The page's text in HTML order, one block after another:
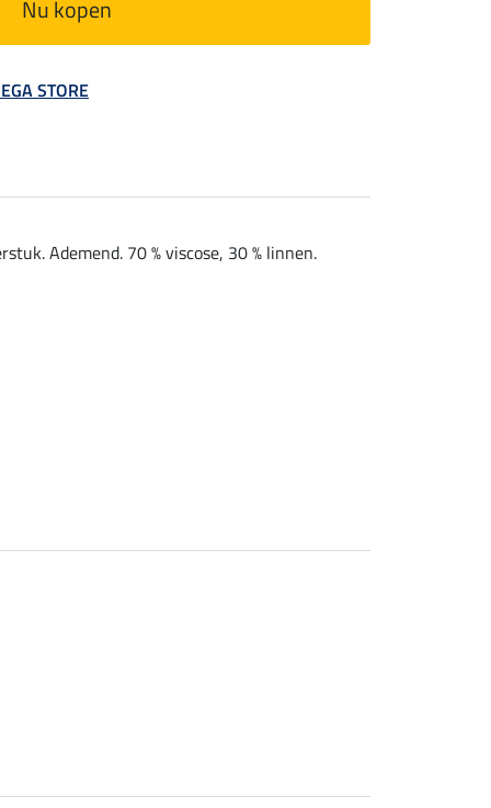
Nu kopen
STORE
Ademend. 70 % viscose, 30 % linnen.